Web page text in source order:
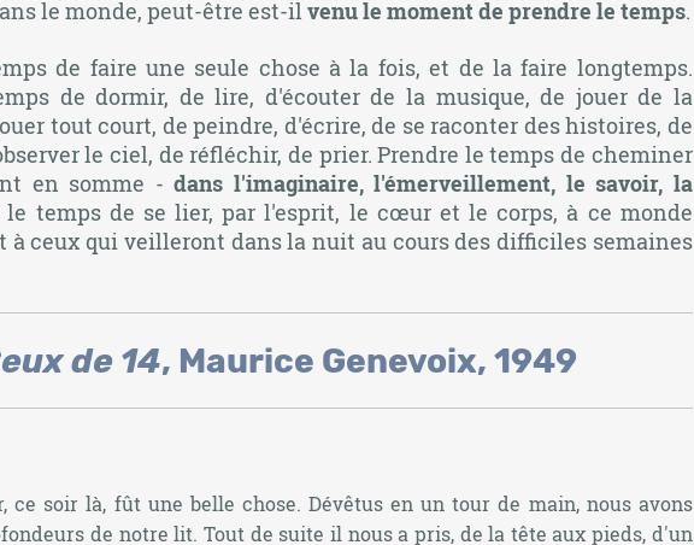
le monde, peut-être est-il venu le moment de prendre le temps.
de faire une seule chose à la fois, et de la faire longtemps.
de dormir, de lire, d'écouter de la musique, de jouer de la
tout court, de peindre, d'écrire, de se raconter des histoires, de
le ciel, de réfléchir, de prier. Prendre le temps de cheminer
en somme -dans l'imaginaire, l'émerveillement, le savoir, la
le temps de se lier, par l'esprit, le cœur et le corps, à ce monde
à ceux qui veilleront dans la nuit au cours des difficiles semaines
de 14, Maurice Genevoix, 1949
ce soir là, fût une belle chose. Dévêtus en un tour de main, nous avons
de notre lit. Tout de suite il nous a pris, de la tête aux pieds, d'un